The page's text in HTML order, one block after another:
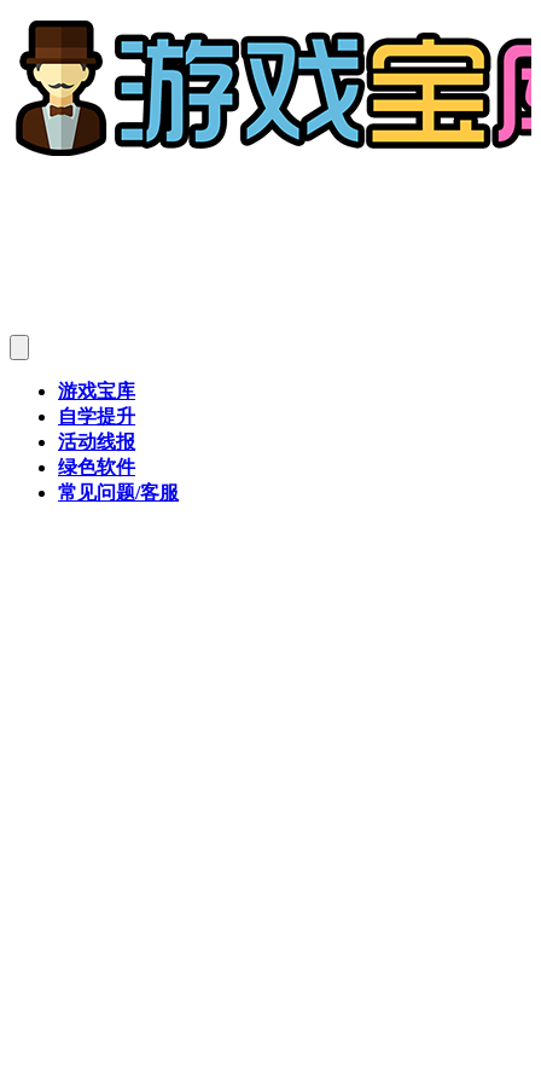
游戏宝库
自学提升
活动线报
绿色软件
常见问题/客服